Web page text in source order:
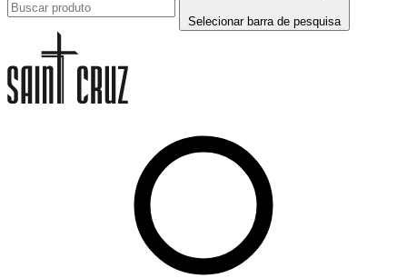
Selecionar barra de pesquisa